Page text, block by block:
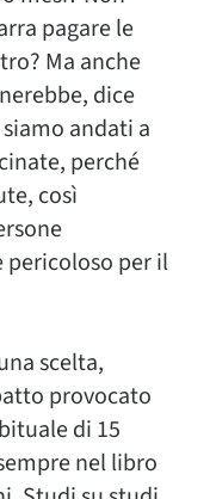
pagare le
Ma anche
dice
andati a
perché
così
pericoloso per il
scelta,
provocato
di 15
nel libro